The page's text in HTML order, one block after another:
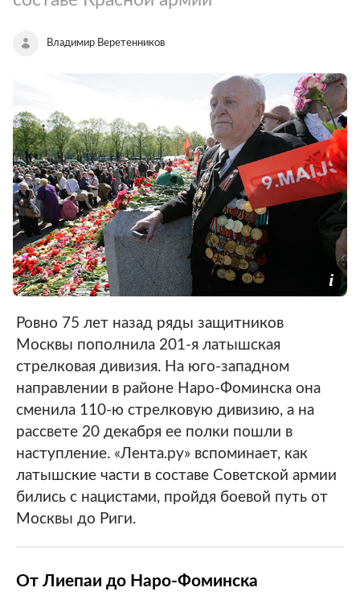
Владимир Веретенников
Ровно 75 лет назад ряды защитников
Москвы пополнила 201-я латышская
стрелковая дивизия. На юго-западном
направлении в районе Наро-Фоминска она
сменила 110-ю стрелковую дивизию, а на
рассвете 20 декабря ее полки пошли в
наступление. «Лента.ру» вспоминает, как
латышские части в составе Советской армии
бились с нацистами, пройдя боевой путь от
Москвы до Риги.
От Лиепаи до Наро-Фоминска